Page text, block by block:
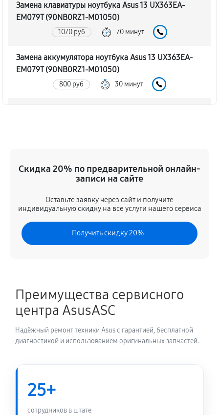
Замена клавиатуры ноутбука Asus 13 UX363EA-
EM079T (90NB0RZ1-M01050)
1070 руб 70 минут
Замена аккумулятора ноутбука Asus 13 UX363EA-
EM079T (90NB0RZ1-M01050)
800 руб 30 минут
890 руб 70 минут
Замена северного моста
Замена экрана ноутбука Asus 13 UX363EA-EM079T
Замена шлейфа матрицы
860 руб
Замена термопасты ноутбука Asus 13 UX363EA-
EM079T (90NB0RZ1-M01050)
Замена системы охлаждения
Скидка 20% по предварительной онлайн-
записи на сайте
Оставьте заявку через сайт и получите
индивидуальную скидку на все услуги нашего сервиса
Получить скидку 20%
Преимущества сервисного
центра AsusASC
Надёжный ремонт техники Asus с гарантией, бесплатной
диагностикой и использованием оригинальных запчастей.
25+
сотрудников в штате